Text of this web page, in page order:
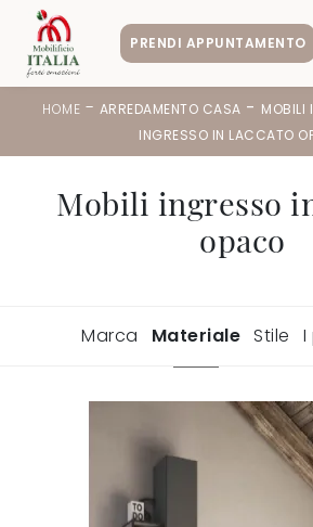
PRENDI APPUNTAMENTO
HOME - ARREDAMENTO CASA - MOBILI
INGRESSO IN LACCATO
Mobili ingresso
opaco
Marca Materiale Stile I